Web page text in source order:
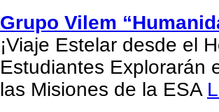
Grupo Vilem
¡Viaje Estelar desde el
Estudiantes Explorarán
las Misiones de la ESA